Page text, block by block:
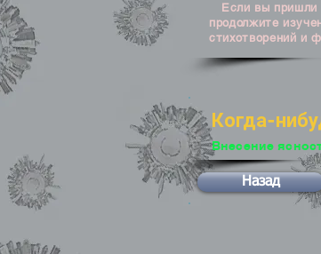
Если вы пришли
продолжите
стихотворений и
Когда-
Внесение
Назад